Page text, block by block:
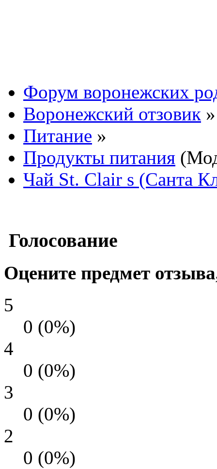
Форум воронежских
Воронежский отзовик »
Питание »
Продукты питания
Чай St. Clair s (Санта
Голосование
Оцените предмет
5
0 (0%)
4
0 (0%)
3
0 (0%)
2
0 (0%)